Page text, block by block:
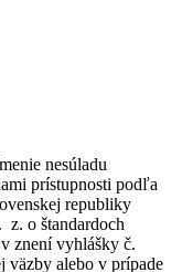
nesúladu
prístupnosti podľa
republiky
z. o štandardoch
znení vyhlášky č.
väzby alebo v prípade